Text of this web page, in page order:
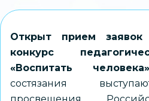
Открыт прием заявок
конкурс
«Воспитать
состязания